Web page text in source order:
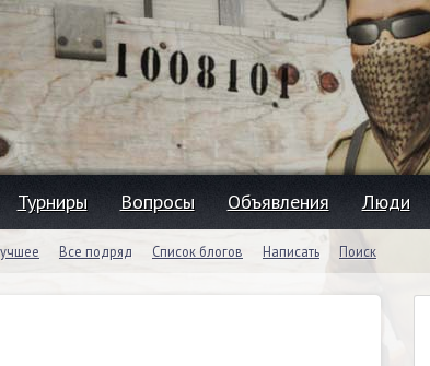
Турниры Вопросы Объявления Люди
Все подряд Список блогов Написать Поиск